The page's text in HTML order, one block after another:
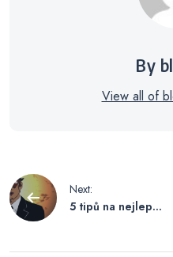
By
View all of
Navigace
pro
Next:
5 tipů na nejlepší